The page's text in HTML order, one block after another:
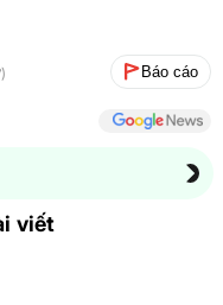
Báo cáo
viết